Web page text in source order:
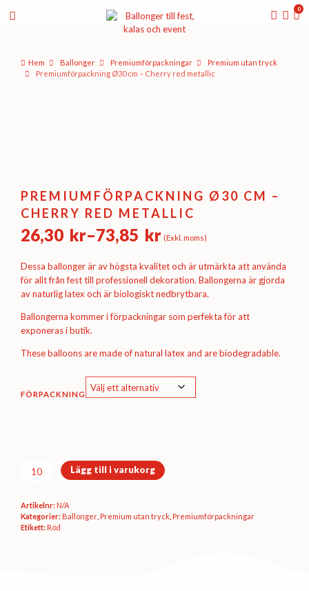
0
Hem Ballonger Premium­förpackningar
Premium utan tryck
Premiumförpackning Ø30 cm – Cherry red metallic
PREMIUMFÖRPACKNING Ø30 CM –
CHERRY RED METALLIC
26,30 kr–73,85 kr
Prisintervall:
26,30 kr
till
73,85 kr
(Exkl. moms)
Dessa ballonger är av högsta kvalitet och är utmärkta att använda
för allt från fest till professionell dekoration. Ballongerna är gjorda
av naturlig latex och är biologiskt nedbrytbara.
Ballongerna kommer i förpackningar som perfekta för att
exponeras i butik.
These balloons are made of natural latex and are biodegradable.
FÖRPACKNING
Premiumförpackning
-
Cherry
Lägg till i varukorg
Artikelnr: N/A
Kategorier: Ballonger, Premium utan tryck, Premium­förpackningar
Etikett: Röd